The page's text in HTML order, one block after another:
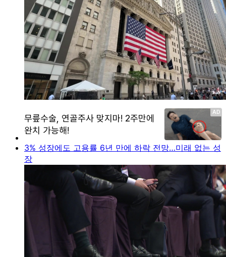
3% 성장에도 고용률 6년 만에 하락 전망…미래 없는 성
장